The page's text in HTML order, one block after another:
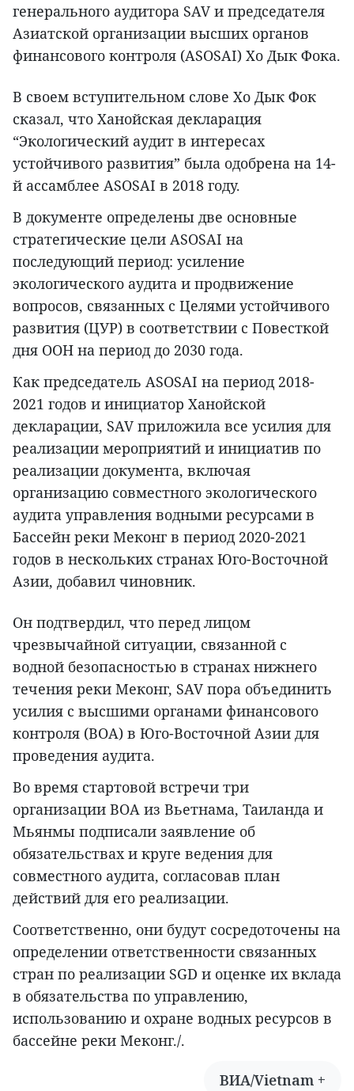
генерального аудитора SAV и председателя
Азиатской организации высших органов
финансового контроля (ASOSAI) Хо Дык Фока.
В своем вступительном слове Хо Дык Фок
сказал, что Ханойская декларация
“Экологический аудит в интересах
устойчивого развития” была одобрена на 14-
й ассамблее ASOSAI в 2018 году.
В документе определены две основные
стратегические цели ASOSAI на
последующий период: усиление
экологического аудита и продвижение
вопросов, связанных с Целями устойчивого
развития (ЦУР) в соответствии с Повесткой
дня ООН на период до 2030 года.
Как председатель ASOSAI на период 2018-
2021 годов и инициатор Ханойской
декларации, SAV приложила все усилия для
реализации мероприятий и инициатив по
реализации документа, включая
организацию совместного экологического
аудита управления водными ресурсами в
Бассейн реки Меконг в период 2020-2021
годов в нескольких странах Юго-Восточной
Азии, добавил чиновник.
Он подтвердил, что перед лицом
чрезвычайной ситуации, связанной с
водной безопасностью в странах нижнего
течения реки Меконг, SAV пора объединить
усилия с высшими органами финансового
контроля (ВОА) в Юго-Восточной Азии для
проведения аудита.
Во время стартовой встречи три
организации ВОА из Вьетнама, Таиланда и
Мьянмы подписали заявление об
обязательствах и круге ведения для
совместного аудита, согласовав план
действий для его реализации.
Соответственно, они будут сосредоточены на
определении ответственности связанных
стран по реализации SGD и оценке их вклада
в обязательства по управлению,
использованию и охране водных ресурсов в
бассейне реки Меконг./.
ВИА/Vietnam +